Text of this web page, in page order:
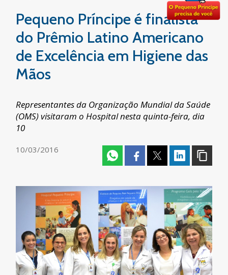
Pequeno Príncipe é finalista
do Prêmio Latino Americano
de Excelência em Higiene das
Mãos
Representantes da Organização Mundial da Saúde
(OMS) visitaram o Hospital nesta quinta-feira, dia
10
10/03/2016